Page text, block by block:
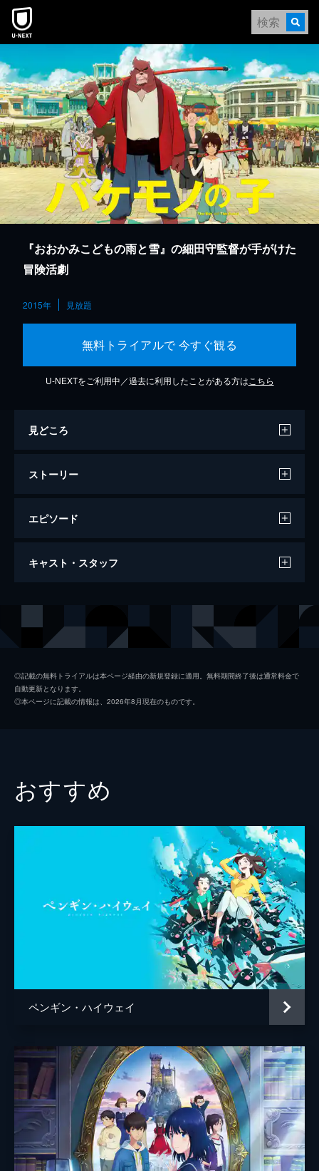
本文へスキップ
『おおかみこどもの雨と雪』の細田守監督が手がけた
冒険活劇
2015年 見放題
無料トライアルで 今すぐ観る
U-NEXTをご利用中／過去に利用したことがある方は こちら
見どころ
ストーリー
エピソード
バケモノの子
キャスト・スタッフ
九太（少年期） 宮崎あおい
九太の母 麻生久美子
一郎彦（少年期） 黒木華
諸星すみれ
二郎丸（少年期） 大野百花
津川雅彦
リリー・フランキー
多々良 大泉洋
細田守
原作 細田守
音楽 高木正勝
アニメーション制作 スタジオ地図
製作 中山良夫
◎記載の無料トライアルは本ページ経由の新規登録に適用。無料期間終了後は通常料金で
自動更新となります。
◎本ページに記載の情報は、2026年8月現在のものです。
おすすめ
ペンギン・ハイウェイ